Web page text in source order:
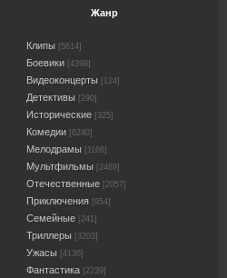
Жанр
Клипы [5614]
Боевики [4398]
Видеоконцерты [124]
Детективы [290]
Исторические [325]
Комедии [6240]
Мелодрамы [1166]
Мультфильмы [2489]
Отечественные [2057]
Приключения [954]
Семейные [241]
Триллеры [3203]
Ужасы [4136]
Фантастика [2239]